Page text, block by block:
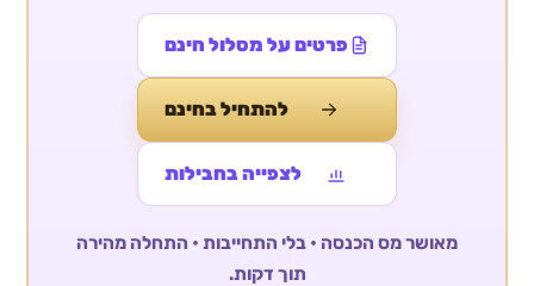
פרטים על מסלול חינם
להתחיל בחינם
לצפייה בחבילות
מאושר מס הכנסה • בלי התחייבות • התחלה מהירה
תוך דקות.